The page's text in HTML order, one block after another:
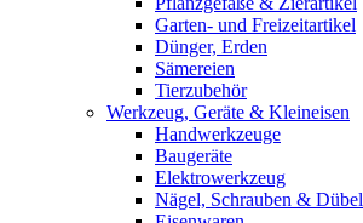
Garten- und Freizeitartikel
Dünger, Erden
Sämereien
Tierzubehör
Werkzeug, Geräte & Kleineisen
Handwerkzeuge
Baugeräte
Elektrowerkzeug
Nägel, Schrauben & Dübel